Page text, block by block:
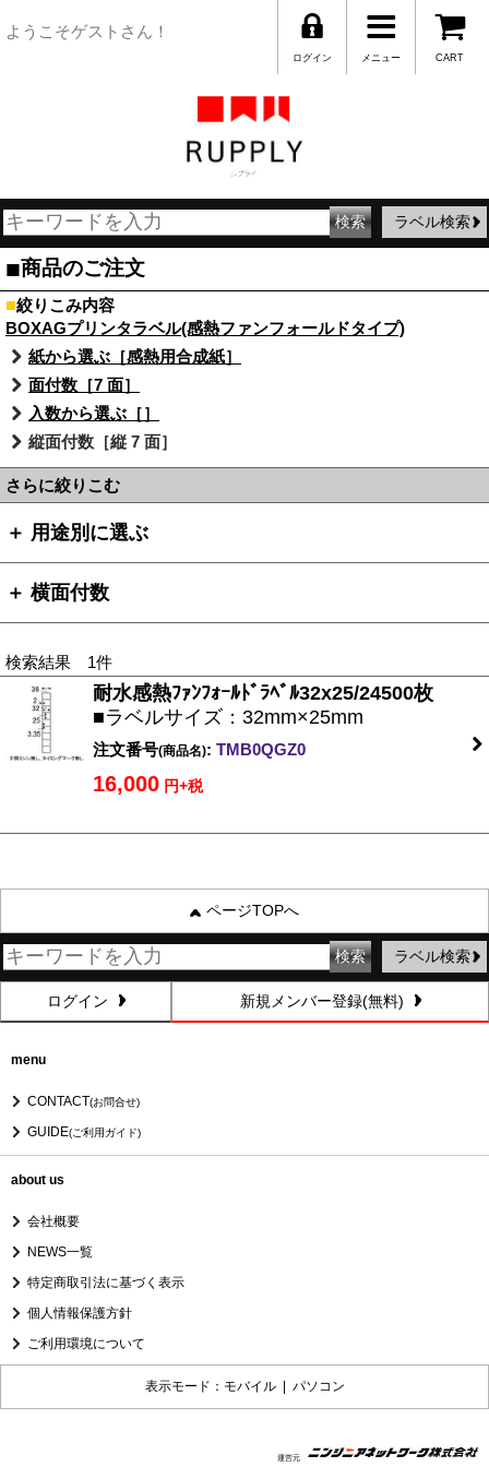
ようこそゲストさん！
CART
メニュー
ログイン
ラベル検索
■商品のご注文
■絞りこみ内容
BOXAGプリンタラベル(感熱ファンフォールドタイプ)
紙から選ぶ［感熱用合成紙］
面付数［7 面］
入数から選ぶ［］
縦面付数［縦 7 面］
さらに絞りこむ
＋ 用途別に選ぶ
＋ 横面付数
検索結果 1件
耐水感熱ﾌｧﾝﾌｫｰﾙﾄﾞﾗﾍﾞﾙ32x25/24500枚
■ラベルサイズ：32mm×25mm
注文番号(商品名): TMB0QGZ0
16,000 円+税
ページTOPへ
ラベル検索
ログイン 新規メンバー登録(無料)
menu
CONTACT(お問合せ)
GUIDE(ご利用ガイド)
about us
会社概要
NEWS一覧
特定商取引法に基づく表示
個人情報保護方針
ご利用環境について
表示モード：モバイル | パソコン
運営元